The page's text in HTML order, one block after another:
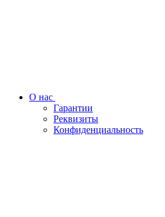
О нас
Гарантии
Реквизиты
Конфиденциальность